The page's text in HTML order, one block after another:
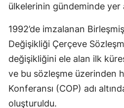
ülkelerinin gündeminde yer
1992’de imzalanan
Değişikliği Çerçeve
değişikliğini ele alan ilk
ve bu sözleşme üzerinden
Konferansı (COP) adı
oluşturuldu.